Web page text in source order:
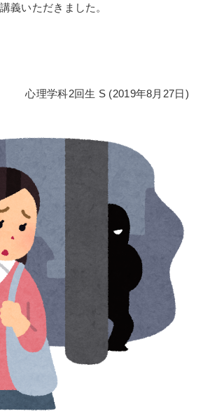
義いただきました。
心理学科2回生 S (2019年8月27日)